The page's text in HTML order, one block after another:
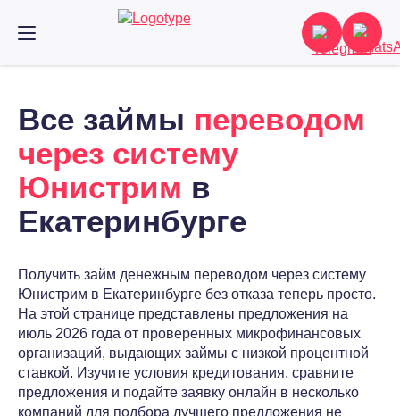
Все займы переводом
через систему
Юнистрим в
Екатеринбурге
Получить займ денежным переводом через систему
Юнистрим в Екатеринбурге без отказа теперь просто.
На этой странице представлены предложения на
июль 2026 года от проверенных микрофинансовых
организаций, выдающих займы с низкой процентной
ставкой. Изучите условия кредитования, сравните
предложения и подайте заявку онлайн в несколько
компаний для подбора лучшего предложения не